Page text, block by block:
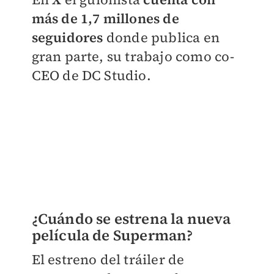
más de 1,7 millones de
seguidores donde publica en
gran parte, su trabajo como co-
CEO de DC Studio.
¿Cuándo se estrena la nueva
película de Superman?
El estreno del tráiler de